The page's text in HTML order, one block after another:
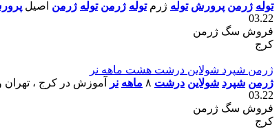
توله ژرمن پرورش توله ژرمتوله ژرمن توله ژرمن اصيل
03.22
فروش سگ ژرمن
کرج
ژرمن شپرد شولاين درشت هشت ماهه نر
ژرمن شپرد شولاين درشت ماهه نر
آموزش در کرج ، تهران
03.22
فروش سگ ژرمن
کرج